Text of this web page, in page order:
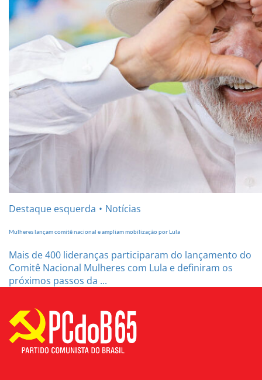
Destaque esquerda Notícias
Mulheres lançam comitê nacional e ampliam mobilização por Lula
Mais de 400 lideranças participaram do lançamento do
Comitê Nacional Mulheres com Lula e definiram os
próximos passos da ...